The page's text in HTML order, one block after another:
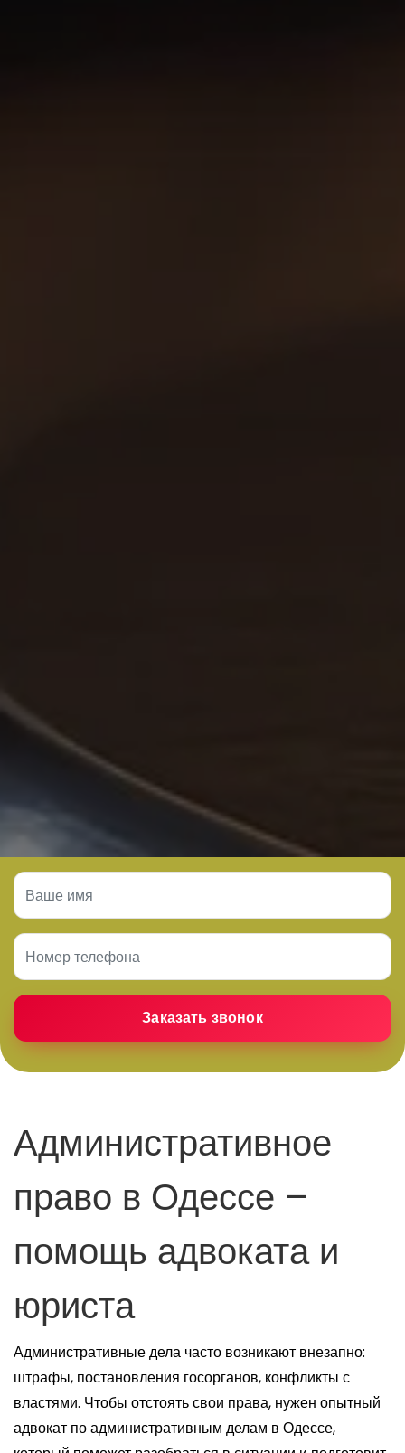
Административное
право в Одессе –
помощь адвоката и
юриста
Административные дела часто возникают внезапно:
штрафы, постановления госорганов, конфликты с
властями. Чтобы отстоять свои права, нужен опытный
адвокат по административным делам в Одессе,